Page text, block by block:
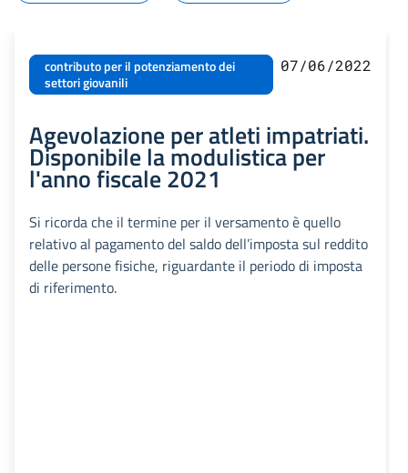
contributo per il potenziamento dei
settori giovanili
07/06/2022
Agevolazione per atleti impatriati.
Disponibile la modulistica per
l'anno fiscale 2021
Si ricorda che il termine per il versamento è quello
relativo al pagamento del saldo dell’imposta sul reddito
delle persone fisiche, riguardante il periodo di imposta
di riferimento.